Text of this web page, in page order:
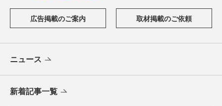
広告掲載のご案内 取材掲載のご依頼
ニュース
新着記事一覧